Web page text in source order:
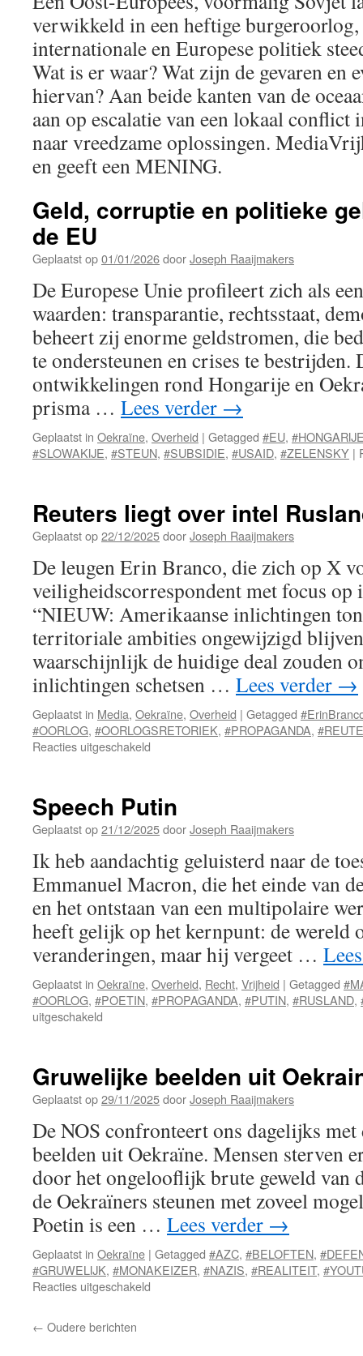
verwikkeld in een heftige
internationale en Europese politiek
Wat is er waar? Wat zijn de gevaren en
hiervan? Aan beide kanten van de
aan op escalatie van een lokaal conflict
naar vreedzame oplossingen.
en geeft een MENING.
Geld, corruptie en politieke
de EU
Geplaatst op01/01/2026doorJoseph Raaijmakers
De Europese Unie profileert zich als
waarden: transparantie, rechtsstaat,
beheert zij enorme geldstromen, die
te ondersteunen en crises te bestrijden.
ontwikkelingen rond Hongarije en
prisma … Lees verder →
Geplaatst in Oekraïne, Overheid | Getagged #EU,
#SLOWAKIJE, #STEUN, #SUBSIDIE, #USAID, #ZELENSKY |
Reuters liegt over intel
Geplaatst op22/12/2025doorJoseph Raaijmakers
De leugen Erin Branco, die zich op X
veiligheidscorrespondent met focus
“NIEUW: Amerikaanse inlichtingen
territoriale ambities ongewijzigd
waarschijnlijk de huidige deal zouden
inlichtingen schetsen … Lees verder →
Geplaatst in Media, Oekraïne, Overheid | Getagged
#OORLOG, #OORLOGSRETORIEK, #PROPAGANDA,
Reacties uitgeschakeld
intel
Rusland
Speech Putin
Geplaatst op21/12/2025doorJoseph Raaijmakers
Ik heb aandachtig geluisterd naar de
Emmanuel Macron, die het einde van
en het ontstaan van een multipolaire
heeft gelijk op het kernpunt: de wereld
veranderingen, maar hij vergeet …
Geplaatst in Oekraïne, Overheid, Recht, Vrijheid | Getagged
#OORLOG, #POETIN, #PROPAGANDA, #PUTIN, #RUSLAND,
uitgeschakeld
Gruwelijke beelden uit
Geplaatst op29/11/2025doorJoseph Raaijmakers
De NOS confronteert ons dagelijks
beelden uit Oekraïne. Mensen sterven
door het ongelooflijk brute geweld van
de Oekraïners steunen met zoveel
Poetin is een … Lees verder →
Geplaatst in Oekraïne | Getagged #AZC, #BELOFTEN,
#GRUWELIJK, #MONAKEIZER, #NAZIS, #REALITEIT,
Reacties uitgeschakeld
← Oudere berichten